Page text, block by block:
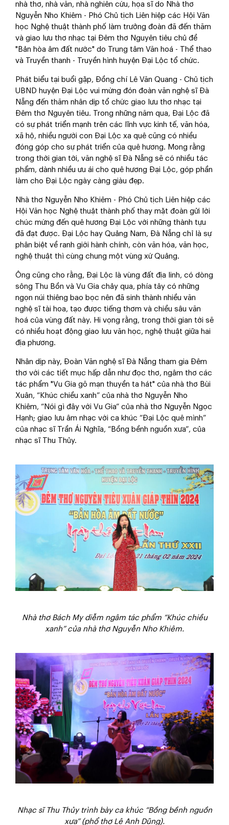
nhà thơ, nhà văn, nhà nghiên cứu, họa sĩ do Nhà thơ
Nguyễn Nho Khiêm - Phó Chủ tịch Liên hiệp các Hội Văn
học Nghệ thuật thành phố làm trưởng đoàn đã đến thăm
và giao lưu thơ nhạc tại Đêm thơ Nguyên tiêu chủ đề
"Bản hòa âm đất nước" do Trung tâm Văn hoá - Thể thao
và Truyền thanh - Truyền hình huyện Đại Lộc tổ chức.
Phát biểu tại buổi gặp, Đồng chí Lê Văn Quang - Chủ tịch
UBND huyện Đại Lộc vui mừng đón đoàn văn nghệ sĩ Đà
Nẵng đến thăm nhân dịp tổ chức giao lưu thơ nhạc tại
Đêm thơ Nguyên tiêu. Trong những năm qua, Đại Lộc đã
có sự phát triển mạnh trên các lĩnh vực kinh tế, văn hóa,
xã hộ, nhiều người con Đại Lộc xa quê cũng có nhiều
đóng góp cho sự phát triển của quê hương. Mong rằng
trong thời gian tới, văn nghệ sĩ Đà Nẵng sẽ có nhiều tác
phẩm, dành nhiều ưu ái cho quê hương Đại Lộc, góp phần
làm cho Đại Lộc ngày càng giàu đẹp.
Nhà thơ Nguyễn Nho Khiêm - Phó Chủ tịch Liên hiệp các
Hội Văn học Nghệ thuật thành phố thay mặt đoàn gửi lời
chúc mừng đến quê hương Đại Lộc với những thành tựu
đã đạt được. Đại Lộc hay Quảng Nam, Đà Nẵng chỉ là sự
phân biệt về ranh giới hành chính, còn văn hóa, văn học,
nghệ thuật thì cùng chung một vùng xứ Quảng.
Ông cũng cho rằng, Đại Lộc là vùng đất địa linh, có dòng
sông Thu Bồn và Vu Gia chảy qua, phía tây có những
ngọn núi thiêng bao bọc nên đã sinh thành nhiều văn
nghệ sĩ tài hoa, tạo được tiếng thơm và chiều sâu văn
hoá của vùng đất này. Hi vọng rằng, trong thời gian tới sẽ
có nhiều hoạt động giao lưu văn học, nghệ thuật giữa hai
địa phương.
Nhân dịp này, Đoàn Văn nghệ sĩ Đà Nẵng tham gia Đêm
thơ với các tiết mục hấp dẫn như đọc thơ, ngâm thơ các
tác phẩm "Vu Gia gõ mạn thuyền ta hát" của nhà thơ Bùi
Xuân, “Khúc chiều xanh” của nhà thơ Nguyễn Nho
Khiêm, “Nói gì đây với Vu Gia” của nhà thơ Nguyễn Ngọc
Hạnh; giao lưu âm nhạc với ca khúc “Đại Lộc quê mình”
của nhạc sĩ Trần Ái Nghĩa, “Bồng bềnh nguồn xưa”, của
nhạc sĩ Thu Thủy.
Nhà thơ Bách Mỵ diễm ngâm tác phẩm “Khúc chiều
xanh” của nhà thơ Nguyễn Nho Khiêm.
Nhạc sĩ Thu Thủy trình bày ca khúc “Bồng bềnh nguồn
xưa” (phổ thơ Lê Anh Dũng).